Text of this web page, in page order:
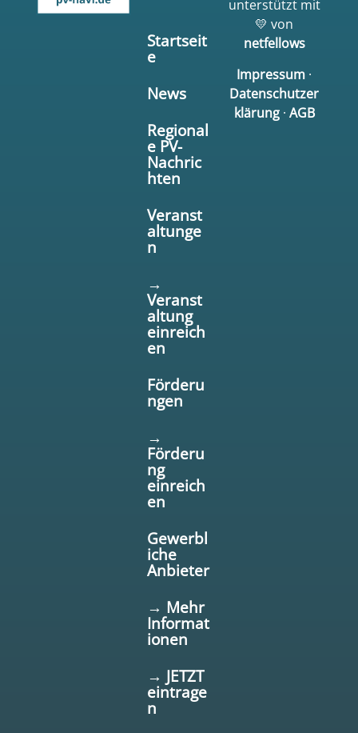
Startseit
e
News
Regional
e PV-
Nachric
hten
Veranst
altunge
n
→
Veranst
altung
einreich
en
Förderu
ngen
→
Förderu
ng
einreich
en
Gewerbl
iche
Anbieter
→ Mehr
Informat
ionen
→ JETZT
eintrage
n
unterstützt mit
💛 von
netfellows
Impressum ·
Datenschutzer
klärung· AGB